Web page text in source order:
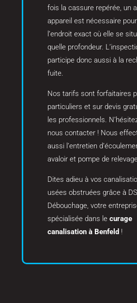
fois la cassure repérée, un
appareil est nécessaire
l’endroit exact où elle se
quelle profondeur.
participe donc aussi à la
fuite.
Nos tarifs sont forfaitaires
particuliers et sur devis
les professionnels.
nous contacter ! Nous
aussi l’entretien
avaloir et pompe de
Dites adieu à vos
usées obstruées grâce à DS
Débouchage, votre
spécialisée dans le curage
canalisation à Benfeld !